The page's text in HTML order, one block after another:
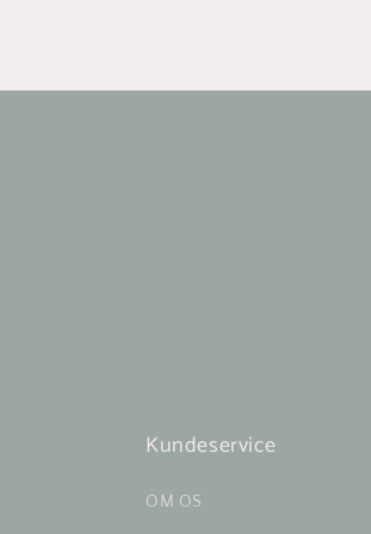
Kundeservice
OM OS